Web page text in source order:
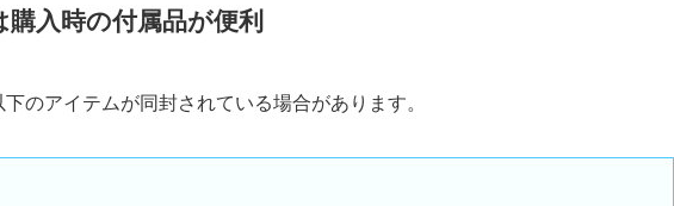
入時の付属品が便利
のアイテムが同封されている場合があります。